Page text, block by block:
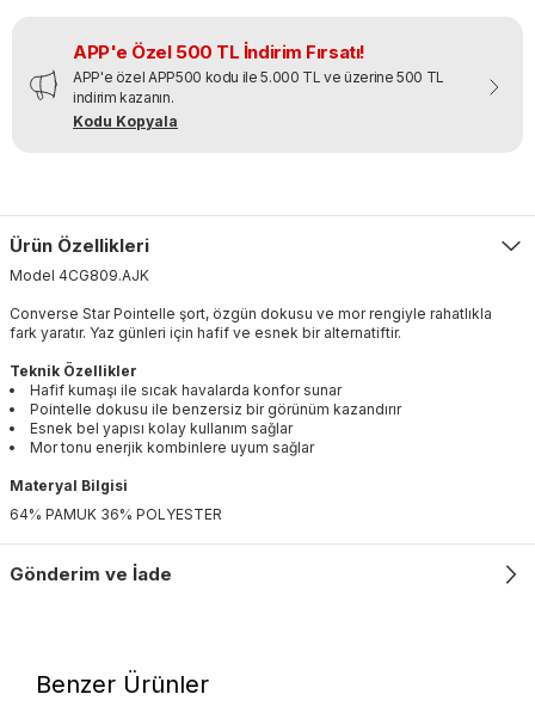
APP'e Özel 500 TL İndirim Fırsatı!
APP'e özel APP500 kodu ile 5.000 TL ve üzerine 500 TL
indirim kazanın.
Kodu Kopyala
Ürün Özellikleri
Model 4CG809.AJK
Converse Star Pointelle şort, özgün dokusu ve mor rengiyle rahatlıkla
fark yaratır. Yaz günleri için hafif ve esnek bir alternatiftir.
Teknik Özellikler
Hafif kumaşı ile sıcak havalarda konfor sunar
Pointelle dokusu ile benzersiz bir görünüm kazandırır
Esnek bel yapısı kolay kullanım sağlar
Mor tonu enerjik kombinlere uyum sağlar
Materyal Bilgisi
64% PAMUK 36% POLYESTER
Gönderim ve İade
Benzer Ürünler